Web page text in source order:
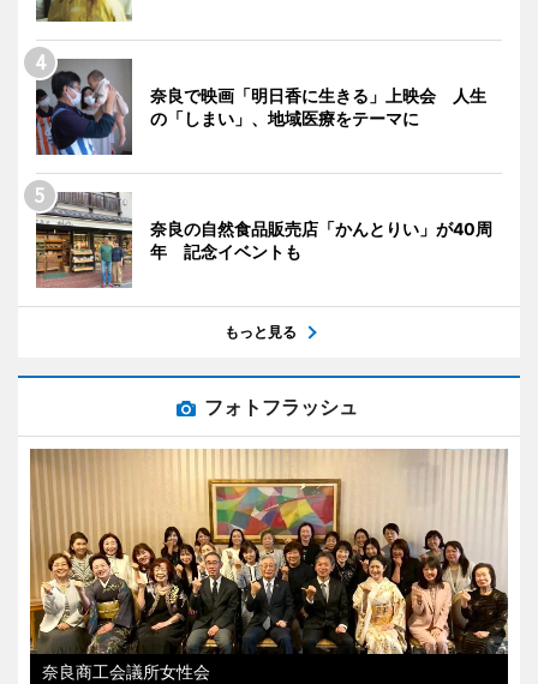
奈良で映画「明日香に生きる」上映会 人生
の「しまい」、地域医療をテーマに
奈良の自然食品販売店「かんとりい」が40周
年 記念イベントも
もっと見る
フォトフラッシュ
奈良商工会議所女性会